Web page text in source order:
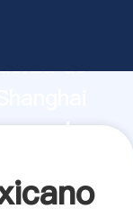
de